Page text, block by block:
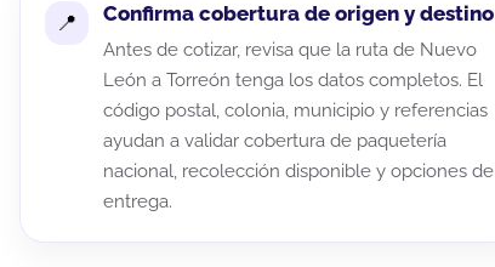
Confirma cobertura de origen y destino
Antes de cotizar, revisa que la ruta de Nuevo
León a Torreón tenga los datos completos. El
código postal, colonia, municipio y referencias
ayudan a validar cobertura de paquetería
nacional, recolección disponible y opciones de
entrega.